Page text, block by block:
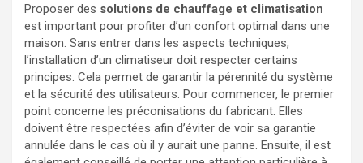
Proposer des solutions de chauffage et climatisation
est important pour profiter d’un confort optimal dans une
maison. Sans entrer dans les aspects techniques,
l’installation d’un climatiseur doit respecter certains
principes. Cela permet de garantir la pérennité du système
et la sécurité des utilisateurs. Pour commencer, le premier
point concerne les préconisations du fabricant. Elles
doivent être respectées afin d’éviter de voir sa garantie
annulée dans le cas où il y aurait une panne. Ensuite, il est